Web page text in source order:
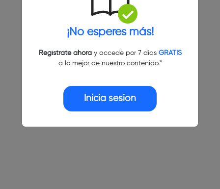
¡No esperes más!
Regístrate ahoray accede por 7 días GRATIS
a lo mejor de nuestro contenido."
Inicia sesión